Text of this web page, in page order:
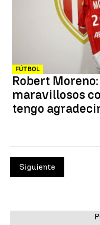
FÚTBOL
Robert
maravillosos
tengo
Siguiente